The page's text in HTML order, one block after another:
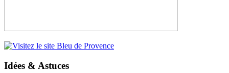
Idées & Astuces